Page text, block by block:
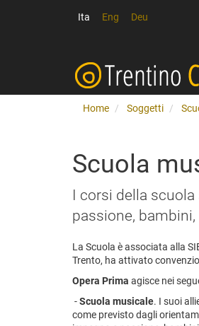
Ita Eng Deu
Home Soggetti
Scuola
I corsi della
passione,
La Scuola è associata alla
Trento, ha attivato
Opera Prima agisce nei
-Scuola musicale. I suoi
come previsto dagli